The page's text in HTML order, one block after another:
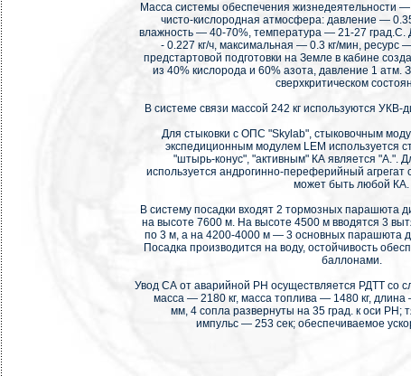
Масса системы обеспечения жизнедеятельности —
чисто-кислородная атмосфера: давление —
влажность — 40-70%, температура — 21-27 град.С.
- 0.227 кг/ч, максимальная — 0.3 кг/мин, ресурс
предстартовой подготовки на Земле в кабине
из 40% кислорода и 60% азота, давление 1 атм.
сверхкритическом
В системе связи массой 242 кг используются
Для стыковки с ОПС "Skylab", стыковочным
экспедиционным модулем LEM используется
"штырь-конус", "активным" КА является "A.".
используется андрогинно-переферийный
может быть любой КА.
В систему посадки входят 2 тормозных парашюта
на высоте 7600 м. На высоте 4500 м вводятся 3
по 3 м, а на 4200-4000 м — 3 основных парашюта
Посадка производится на воду, остойчивость
баллонами.
Увод СА от аварийной РН осуществляется РДТТ со
масса — 2180 кг, масса топлива — 1480 кг,
мм, 4 сопла развернуты на 35 град. к оси РН;
импульс — 253 сек; обеспечиваемое